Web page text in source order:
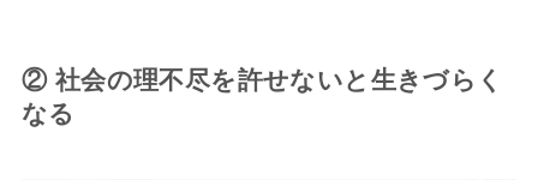
② 社会の理不尽を許せないと生きづらく
なる